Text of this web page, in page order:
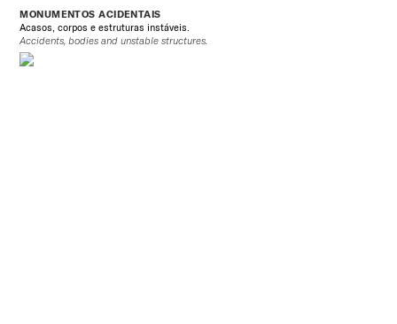
MONUMENTOS ACIDENTAIS
Acasos, corpos e estruturas instáveis.
Accidents, bodies and unstable structures.